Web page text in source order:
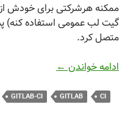
ممکنه هرشرکتی برای خودش
گیت لب عمومی استفاده کنه)
متصل کرد.
ادامه خواندنراه اندازی Gitlab-Runner روی سرور لینوکسی
←
CI
GITLAB
GITLAB-CI